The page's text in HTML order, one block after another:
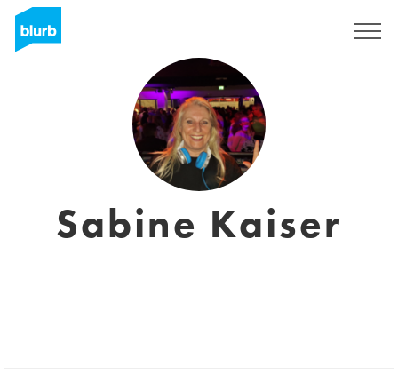
Sabine Kaiser